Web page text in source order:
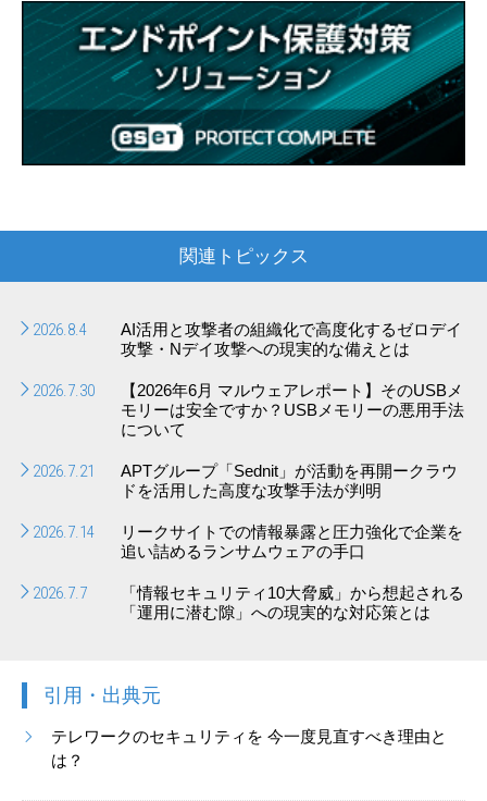
関連トピックス
2026.8.4
AI活用と攻撃者の組織化で高度化するゼロデイ
攻撃・Nデイ攻撃への現実的な備えとは
2026.7.30
【2026年6月 マルウェアレポート】そのUSBメ
モリーは安全ですか？USBメモリーの悪用手法
について
2026.7.21
APTグループ「Sednit」が活動を再開ークラウ
ドを活用した高度な攻撃手法が判明
2026.7.14
リークサイトでの情報暴露と圧力強化で企業を
追い詰めるランサムウェアの手口
2026.7.7
「情報セキュリティ10大脅威」から想起される
「運用に潜む隙」への現実的な対応策とは
引用・出典元
テレワークのセキュリティを 今一度見直すべき理由と
は？